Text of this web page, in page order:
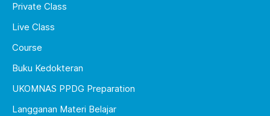
Private Class
Live Class
Course
Buku Kedokteran
UKOMNAS PPDG Preparation
Langganan Materi Belajar